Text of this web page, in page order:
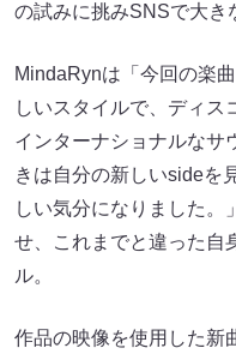
の試みに挑みSNSで大き
MindaRynは「今回の楽
しいスタイルで、ディス
インターナショナルなサ
きは自分の新しいsideを
しい気分になりました。
せ、これまでと違った自
ル。
作品の映像を使用した新